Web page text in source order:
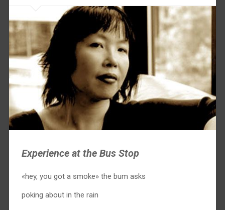
Experience at the Bus Stop
«hey, you got a smoke» the bum asks
poking about in the rain